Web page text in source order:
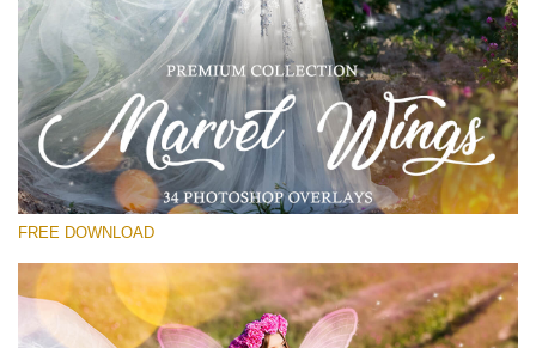
Por favor selecione
Free PNG Overlay #26
Small 800*533px
Marvel Wings
(34 Overlays)
Sunlight Collection
(290 Overlays)
FREE DOWNLOAD